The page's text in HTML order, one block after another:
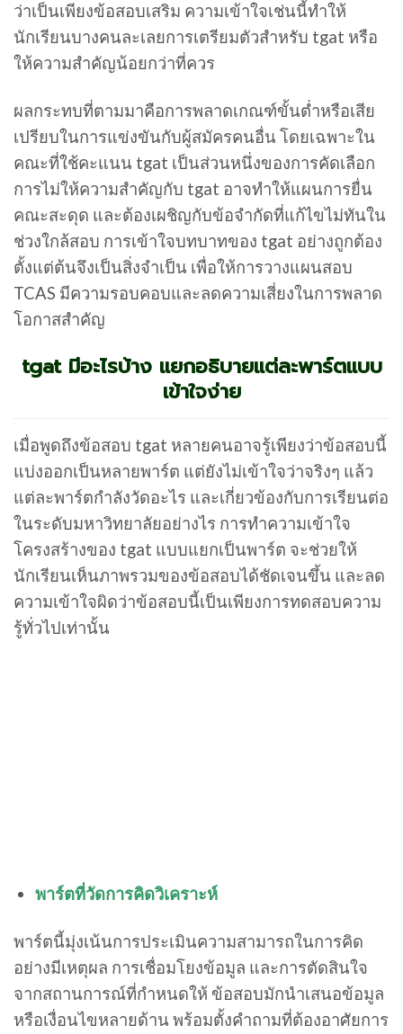
ว่าเป็นเพียงข้อสอบเสริม ความเข้าใจเช่นนี้ทำให้
นักเรียนบางคนละเลยการเตรียมตัวสำหรับ tgat หรือ
ให้ความสำคัญน้อยกว่าที่ควร
ผลกระทบที่ตามมาคือการพลาดเกณฑ์ขั้นต่ำหรือเสีย
เปรียบในการแข่งขันกับผู้สมัครคนอื่น โดยเฉพาะใน
คณะที่ใช้คะแนน tgat เป็นส่วนหนึ่งของการคัดเลือก
การไม่ให้ความสำคัญกับ tgat อาจทำให้แผนการยื่น
คณะสะดุด และต้องเผชิญกับข้อจำกัดที่แก้ไขไม่ทันใน
ช่วงใกล้สอบ การเข้าใจบทบาทของ tgat อย่างถูกต้อง
ตั้งแต่ต้นจึงเป็นสิ่งจำเป็น เพื่อให้การวางแผนสอบ
TCAS มีความรอบคอบและลดความเสี่ยงในการพลาด
โอกาสสำคัญ
tgat มีอะไรบ้าง แยกอธิบายแต่ละพาร์ตแบบ
เข้าใจง่าย
เมื่อพูดถึงข้อสอบ tgat หลายคนอาจรู้เพียงว่าข้อสอบนี้
แบ่งออกเป็นหลายพาร์ต แต่ยังไม่เข้าใจว่าจริงๆ แล้ว
แต่ละพาร์ตกำลังวัดอะไร และเกี่ยวข้องกับการเรียนต่อ
ในระดับมหาวิทยาลัยอย่างไร การทำความเข้าใจ
โครงสร้างของ tgat แบบแยกเป็นพาร์ต จะช่วยให้
นักเรียนเห็นภาพรวมของข้อสอบได้ชัดเจนขึ้น และลด
ความเข้าใจผิดว่าข้อสอบนี้เป็นเพียงการทดสอบความ
รู้ทั่วไปเท่านั้น
พาร์ตที่วัดการคิดวิเคราะห์
พาร์ตนี้มุ่งเน้นการประเมินความสามารถในการคิด
อย่างมีเหตุผล การเชื่อมโยงข้อมูล และการตัดสินใจ
จากสถานการณ์ที่กำหนดให้ ข้อสอบมักนำเสนอข้อมูล
หรือเงื่อนไขหลายด้าน พร้อมตั้งคำถามที่ต้องอาศัยการ